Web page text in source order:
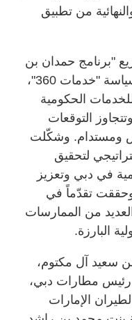
من تطبيق
"برنامج حمدان بن
محمد للخدمات الحكومية"، عبر سياسة "خدمات 360"،
الحكومية
التوقعات
ومستدام. وشكّلت
الاستراتيجي لتحقيق
في دبي وتعزيز
وحققت تقدّماً في
من الممارسات
البارزة.
سعيد آل مكتوم،
رئيس مطارات دبي،
الإمارات